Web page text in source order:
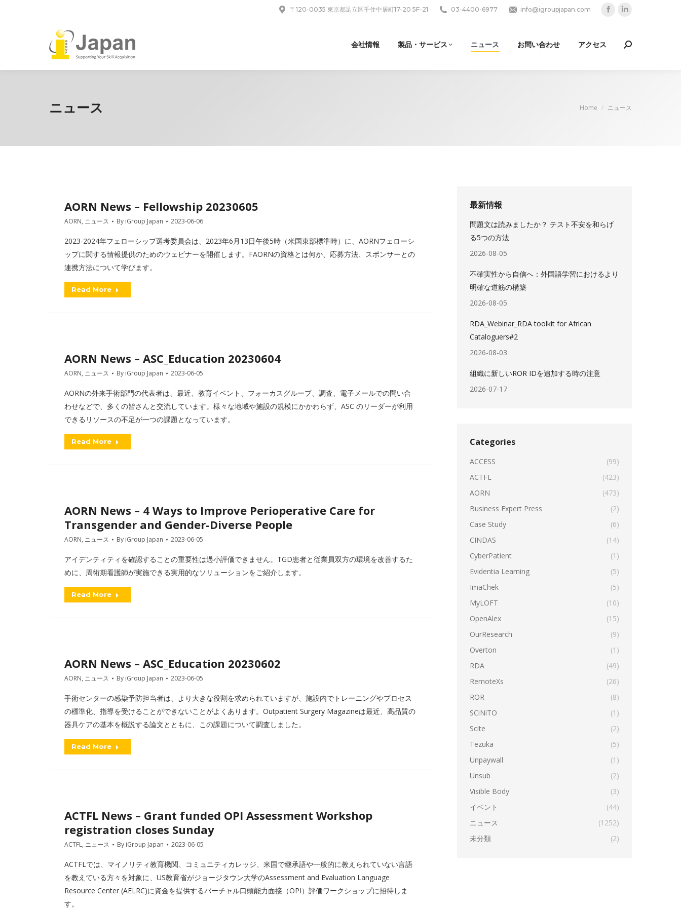
〒120-0035 東京都足立区千住中居町17-20 5F-21 03-4400-6977 info@igroupjapan.com
opensopens
会社情報 製品・サービス ニュース お問い合わせ アクセス Search:
ニュース You are here:
Home ニュース
AORN News – Fellowship 20230605
AORN, ニュース By iGroup Japan 2023-06-06
2023-2024年フェローシップ選考委員会は、2023年6月13日午後5時（米国東部標準時）に、AORNフェローシ
ップに関する情報提供のためのウェビナーを開催します。FAORNの資格とは何か、応募方法、スポンサーとの
連携方法について学びます。
Read More
AORN News – ASC_Education 20230604
AORN, ニュース By iGroup Japan 2023-06-05
AORNの外来手術部門の代表者は、最近、教育イベント、フォーカスグループ、調査、電子メールでの問い合
わせなどで、多くの皆さんと交流しています。様々な地域や施設の規模にかかわらず、ASC のリーダーが利用
できるリソースの不足が一つの課題となっています。
Read More
AORN News – 4 Ways to Improve Perioperative Care for
Transgender and Gender-Diverse People
AORN, ニュース By iGroup Japan 2023-06-05
アイデンティティを確認することの重要性は過小評価できません。TGD患者と従業員双方の環境を改善するた
めに、周術期看護師が実施できる実用的なソリューションをご紹介します。
Read More
AORN News – ASC_Education 20230602
AORN, ニュース By iGroup Japan 2023-06-05
手術センターの感染予防担当者は、より大きな役割を求められていますが、施設内でトレーニングやプロセス
の標準化、指導を受けることができないことがよくあります。Outpatient Surgery Magazineは最近、高品質の
器具ケアの基本を概説する論文とともに、この課題について調査しました。
Read More
ACTFL News – Grant funded OPI Assessment Workshop
registration closes Sunday
ACTFL, ニュース By iGroup Japan 2023-06-05
ACTFLでは、マイノリティ教育機関、コミュニティカレッジ、米国で継承語や一般的に教えられていない言語
を教えている方々を対象に、US教育省がジョージタウン大学のAssessment and Evaluation Language
Resource Center (AELRC)に資金を提供するバーチャル口頭能力面接（OPI）評価ワークショップに招待しま
す。
最新情報
問題文は読みましたか？ テスト不安を和らげ
る5つの方法
2026-08-05
不確実性から自信へ：外国語学習におけるより
明確な道筋の構築
2026-08-05
RDA_Webinar_RDA toolkit for African
Cataloguers#2
2026-08-03
組織に新しいROR IDを追加する時の注意
2026-07-17
Categories
ACCESS
(99)
ACTFL
(423)
AORN
(473)
Business Expert Press
(2)
Case Study
(6)
CINDAS
(14)
CyberPatient
(1)
Evidentia Learning
(5)
ImaChek
(5)
MyLOFT
(10)
OpenAlex
(15)
OurResearch
(9)
Overton
(1)
RDA
(49)
RemoteXs
(26)
ROR
(8)
SCiNiTO
(1)
Scite
(2)
Tezuka
(5)
Unpaywall
(1)
Unsub
(2)
Visible Body
(3)
イベント
(44)
ニュース
(1252)
未分類
(2)